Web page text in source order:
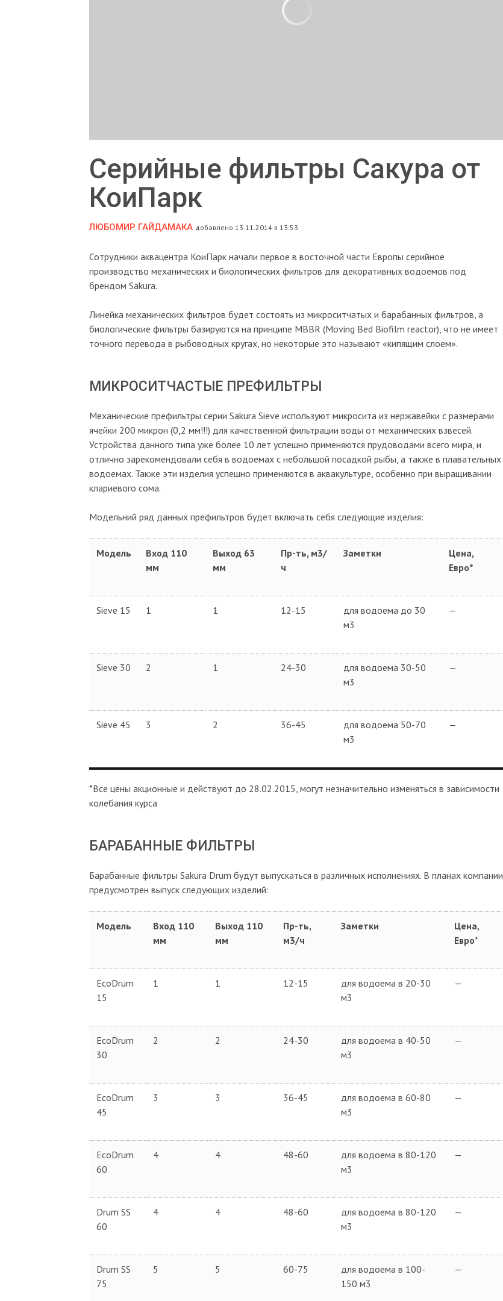
Серийные фильтры Сакура от
КоиПарк
ЛЮБОМИР ГАЙДАМАКА добавлено 13.11.2014 в 13:53
Сотрудники аквацентра КоиПарк начали первое в восточной части Европы серийное
производство механических и биологических фильтров для декоративных водоемов под
брендом Sakura.
Линейка механических фильтров будет состоять из микроситчатых и барабанных фильтров, а
биологические фильтры базируются на принципе MBBR (Moving Bed Biofilm reactor), что не имеет
точного перевода в рыбоводных кругах, но некоторые это называют «кипящим слоем».
МИКРОСИТЧАСТЫЕ ПРЕФИЛЬТРЫ
Механические префильтры серии Sakura Sieve используют микросита из нержавейки с размерами
ячейки 200 микрон (0,2 мм!!!) для качественной фильтрации воды от механических взвесей.
Устройства данного типа уже более 10 лет успешно применяются прудоводами всего мира, и
отлично зарекомендовали себя в водоемах с небольшой посадкой рыбы, а также в плавательных
водоемах. Также эти изделия успешно применяются в аквакультуре, особенно при выращивании
клариевого сома.
Модельний ряд данных префильтров будет включать себя следующие изделия:
Модель
Вход 110
мм
Выход 63
мм
Пр-ть, м3/
ч
Заметки
Цена,
Евро*
Sieve 15 1 1 12-15
для водоема до 30
м3
—
Sieve 30 2 1 24-30
для водоема 30-50
м3
—
Sieve 45 3 2 36-45
для водоема 50-70
м3
—
*Все цены акционные и действуют до 28.02.2015, могут незначительно изменяться в зависимости
колебания курса
БАРАБАННЫЕ ФИЛЬТРЫ
Барабанные фильтры Sakura Drum будут выпускаться в различных исполнениях. В планах компании
предусмотрен выпуск следующих изделий:
Модель
Вход 110
мм
Выход 110
мм
Пр-ть,
м3/ч
Заметки
Цена,
Евро*
EcoDrum
15
1 1 12-15
для водоема в 20-30
м3
—
EcoDrum
30
2 2 24-30
для водоема в 40-50
м3
—
EcoDrum
45
3 3 36-45
для водоема в 60-80
м3
—
EcoDrum
60
4 4 48-60
для водоема в 80-120
м3
—
Drum SS
60
4 4 48-60
для водоема в 80-120
м3
—
Drum SS
75
5 5 60-75
для водоема в 100-
150 м3
—